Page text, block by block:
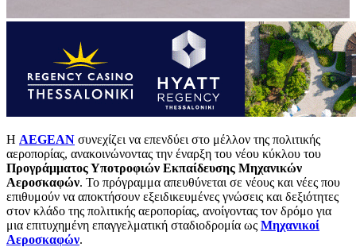
Η AEGEAN συνεχίζει να επενδύει στο μέλλον της πολιτικής
αεροπορίας, ανακοινώνοντας την έναρξη του νέου κύκλου του
Προγράμματος Υποτροφιών Εκπαίδευσης Μηχανικών
Αεροσκαφών. Το πρόγραμμα απευθύνεται σε νέους και νέες που
επιθυμούν να αποκτήσουν εξειδικευμένες γνώσεις και δεξιότητες
στον κλάδο της πολιτικής αεροπορίας, ανοίγοντας τον δρόμο για
μια επιτυχημένη επαγγελματική σταδιοδρομία ως Μηχανικοί
Αεροσκαφών.